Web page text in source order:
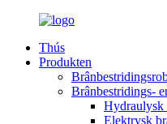
Thús
Produkten
Brânbestridings-
Hydraulysk
Elektrysk